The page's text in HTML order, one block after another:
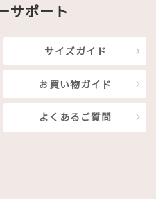
サポート
サイズガイド
お買い物ガイド
よくあるご質問